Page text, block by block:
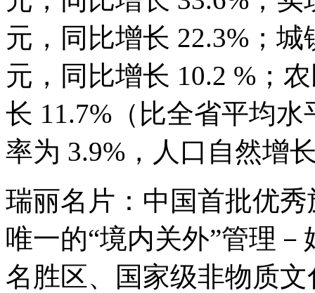
元，同比增长 22.3%；
元，同比增长 10.2 %；
长 11.7%（比全省平均
率为 3.9%，人口自然增
瑞丽名片：中国首批优
唯一的“境内关外”管理
名胜区、国家级非物质